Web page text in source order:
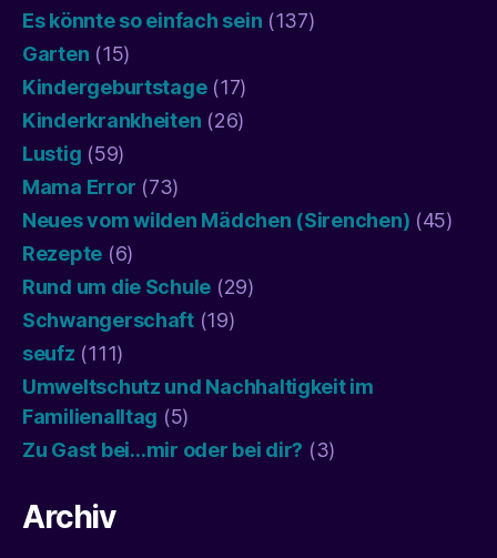
Es könnte so einfach sein (137)
Garten (15)
Kindergeburtstage(17)
Kinderkrankheiten (26)
Lustig (59)
Mama Error (73)
Neues vom wilden Mädchen (Sirenchen) (45)
Rezepte (6)
Rund um die Schule (29)
Schwangerschaft(19)
seufz (111)
Umweltschutz und Nachhaltigkeit im
Familienalltag (5)
Zu Gast bei…mir oder bei dir? (3)
Archiv